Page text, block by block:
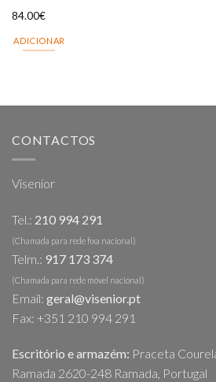
84.00€
ADICIONAR
CONTACTOS
Visenior
Tel.: 210 994 291
(Chamada para rede fixa nacional)
Telm.: 917 173 374
(Chamada para rede móvel nacional)
Email: geral@visenior.pt
Fax: +351 210 994 291
Escritório e armazém: Praceta
Ramada 2620-248 Ramada, Portugal